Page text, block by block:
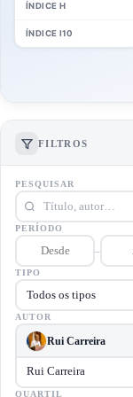
ÍNDICE H
ÍNDICE I10
FILTROS
PESQUISAR
PERÍODO
–
TIPO
AUTOR
Rui Carreira
QUARTIL